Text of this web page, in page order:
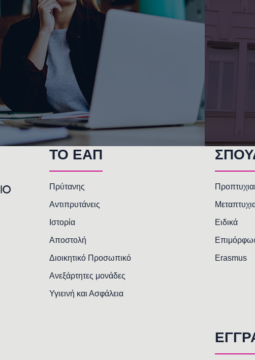
TO EAΠ
Πρύτανης
Αντιπρυτάνεις
Ιστορία
Αποστολή
Διοικητικό Προσωπικό
Ανεξάρτητες μονάδες
Υγιεινή και Ασφάλεια
Ειδικά
Erasmus